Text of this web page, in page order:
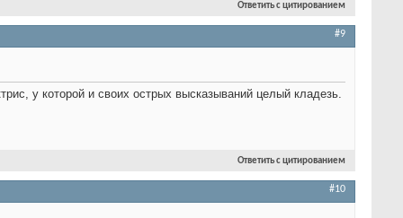
Ответить с цитированием
#9
у которой и своих острых высказываний целый кладезь.
Ответить с цитированием
#10